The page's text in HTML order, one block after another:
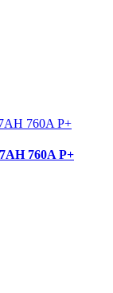
760A P+